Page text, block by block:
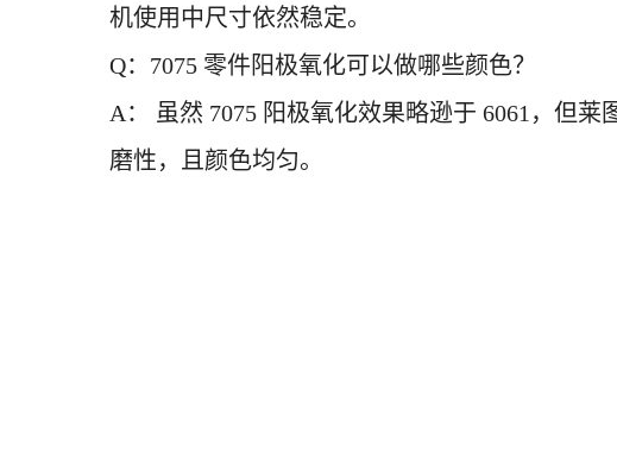
机使用中尺寸依然稳定。
Q：7075 零件阳极氧化可以做哪些颜色？
A： 虽然 7075 阳极氧化效果略逊于 6061，但
磨性，且颜色均匀。